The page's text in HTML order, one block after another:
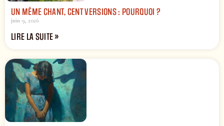
UN MÊME CHANT, CENT VERSIONS : POURQUOI ?
juin 9, 2026
LIRE LA SUITE »